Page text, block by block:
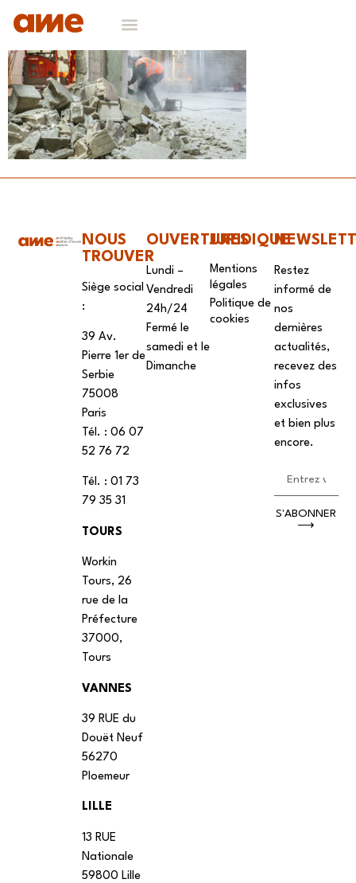
NOUS
TROUVER
Siège social
:
39 Av.
Pierre 1er de
Serbie
75008
Paris
Tél. : ‭06 07
52 76 72
Tél. : 01 73
79 35 31
TOURS
Workin
Tours, 26
rue de la
Préfecture
37000,
Tours
VANNES
39 RUE du
Douët Neuf
56270
Ploemeur
LILLE
13 RUE
Nationale
59800 Lille
OUVERTURES
Lundi –
Vendredi
24h/24
Fermé le
samedi et le
Dimanche
JURIDIQUE
Mentions
légales
Politique de
cookies
Restez
informé de
nos
dernières
actualités,
recevez des
infos
exclusives
et bien plus
encore.
S'ABONNER
⟶